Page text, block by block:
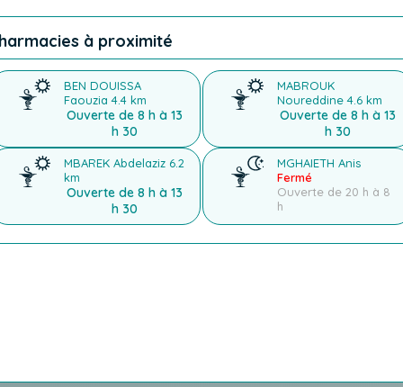
à proximité
BEN DOUISSA
Faouzia4.4 km
Ouverte de 8 h à 13
h 30
MABROUK
Noureddine4.6 km
Ouverte de 8 h à 13
h 30
MBAREK Abdelaziz 6.2
km
Ouverte de 8 h à 13
h 30
MGHAIETH Anis
Fermé
Ouverte de 20 h à 8
h